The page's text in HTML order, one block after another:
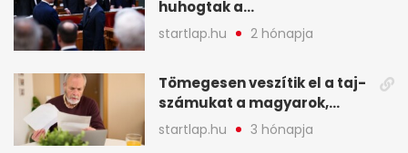
huhogtak a
leghangosabban, miután
Magyart miniszterelnökké
legfontosabb hírei
képekben
startlap.hu 2 hónapja
Tömegesen veszítik el a taj-
számukat a magyarok,
sokak ellen eljárást indít a
NAV - A hét hírei képekben
startlap.hu 3 hónapja